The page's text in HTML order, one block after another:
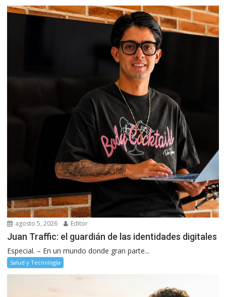
agosto 5, 2026 Editor
Juan Traffic: el guardián de las identidades digitales
Especial. – En un mundo donde gran parte...
Salud y Tecnología